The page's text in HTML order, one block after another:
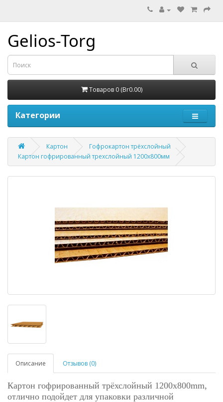
Gelios-Torg
Товаров 0 (Br0.00)
Категории
Картон
Гофрокартон трёхслойный
Картон гофрированный трехслойный 1200x800мм
Описание Отзывов (0)
Картон гофрированный трёхслойный 1200x800mm,
отлично подойдет для упаковки различной